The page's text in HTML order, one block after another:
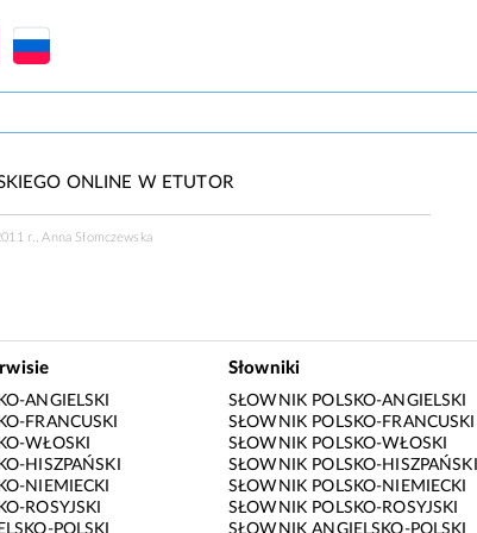
ONLINE W ETUTOR
r., Anna Słomczewska
ANGIELSKI
FRANCUSKI
WŁOSKI
HISZPAŃSKI
NIEMIECKI
ROSYJSKI
Słowniki
SŁOWNIK POLSKO-ANGIELSKI
SŁOWNIK POLSKO-FRANCUSKI
SŁOWNIK POLSKO-WŁOSKI
SŁOWNIK POLSKO-HISZPAŃSKI
SŁOWNIK POLSKO-NIEMIECKI
SŁOWNIK POLSKO-ROSYJSKI